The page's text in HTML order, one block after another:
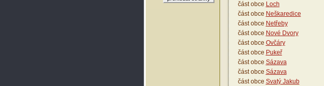
část obce Loch
část obce Neškaredice
část obce Netřeby
část obce Nové Dvory
část obce Ovčáry
část obce Pukeř
část obce Sázava
část obce Sázava
část obce Svatý Jakub